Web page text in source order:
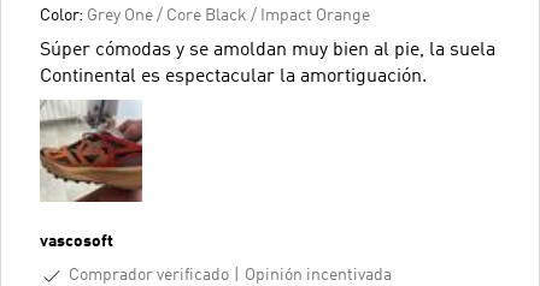
Color: Grey One / Core Black / Impact Orange
Súper cómodas y se amoldan muy bien al pie, la suela
Continental es espectacular la amortiguación.
vascosoft
Comprador verificado
Opinión incentivada